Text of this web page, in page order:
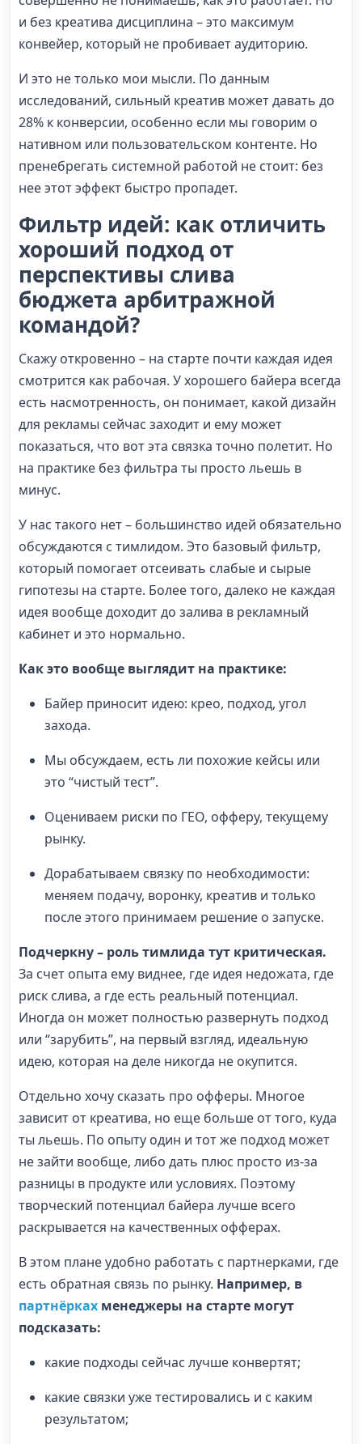
и без креатива дисциплина – это максимум
конвейер, который не пробивает аудиторию.
И это не только мои мысли. По данным
исследований, сильный креатив может давать до
28% к конверсии, особенно если мы говорим о
нативном или пользовательском контенте. Но
пренебрегать системной работой не стоит: без
нее этот эффект быстро пропадет.
Фильтр идей: как отличить
хороший подход от
перспективы слива
бюджета арбитражной
командой?
Скажу откровенно – на старте почти каждая идея
смотрится как рабочая. У хорошего байера всегда
есть насмотренность, он понимает, какой дизайн
для рекламы сейчас заходит и ему может
показаться, что вот эта связка точно полетит. Но
на практике без фильтра ты просто льешь в
минус.
У нас такого нет – большинство идей обязательно
обсуждаются с тимлидом. Это базовый фильтр,
который помогает отсеивать слабые и сырые
гипотезы на старте. Более того, далеко не каждая
идея вообще доходит до залива в рекламный
кабинет и это нормально.
Как это вообще выглядит на практике:
Байер приносит идею: крео, подход, угол
захода.
Мы обсуждаем, есть ли похожие кейсы или
это “чистый тест”.
Оцениваем риски по ГЕО, офферу, текущему
рынку.
Дорабатываем связку по необходимости:
меняем подачу, воронку, креатив и только
после этого принимаем решение о запуске.
Подчеркну – роль тимлида тут критическая.
За счет опыта ему виднее, где идея недожата, где
риск слива, а где есть реальный потенциал.
Иногда он может полностью развернуть подход
или “зарубить”, на первый взгляд, идеальную
идею, которая на деле никогда не окупится.
Отдельно хочу сказать про офферы. Многое
зависит от креатива, но еще больше от того, куда
ты льешь. По опыту один и тот же подход может
не зайти вообще, либо дать плюс просто из-за
разницы в продукте или условиях. Поэтому
творческий потенциал байера лучше всего
раскрывается на качественных офферах.
В этом плане удобно работать с партнерками, где
есть обратная связь по рынку. Например, в
партнёрках менеджеры на старте могут
подсказать:
какие подходы сейчас лучше конвертят;
какие связки уже тестировались и с каким
результатом;